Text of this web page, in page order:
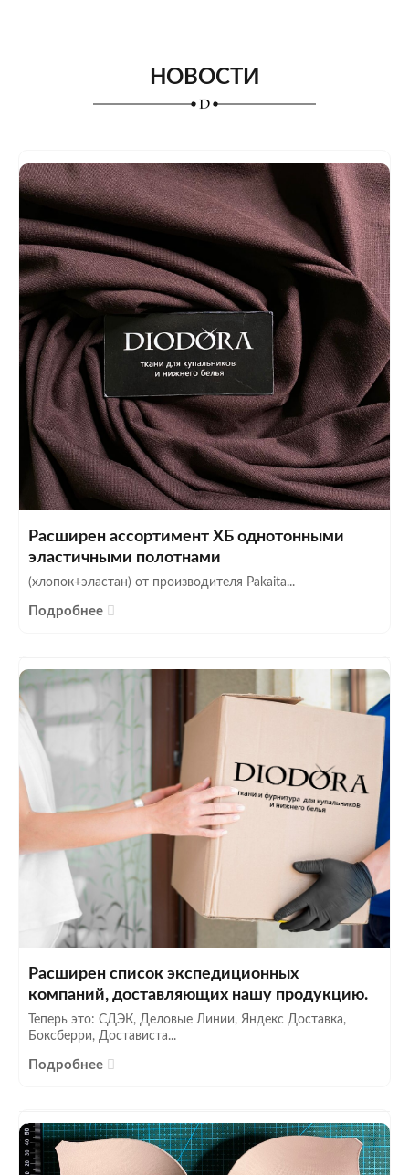
НОВОСТИ
Расширен ассортимент ХБ однотонными
эластичными полотнами
(хлопок+эластан) от производителя Pakaita...
Подробнее
Расширен список экспедиционных
компаний, доставляющих нашу продукцию.
Теперь это: СДЭК, Деловые Линии, Яндекс Доставка,
Боксберри, Достависта...
Подробнее